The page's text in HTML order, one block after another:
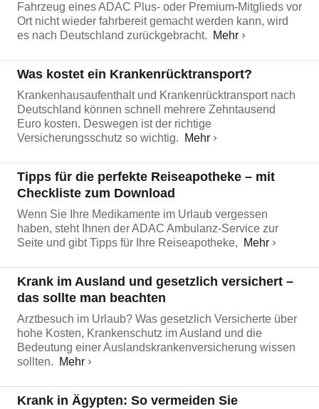
Fahrzeug eines ADAC Plus- oder Premium-Mitglieds vor
Ort nicht wieder fahrbereit gemacht werden kann, wird
es nach Deutschland zurückgebracht.
Mehr
Was kostet ein Krankenrücktransport?
Krankenhausaufenthalt und Krankenrücktransport nach
Deutschland können schnell mehrere Zehntausend
Euro kosten. Deswegen ist der richtige
Versicherungsschutz so wichtig.
Mehr
Tipps für die perfekte Reiseapotheke – mit
Checkliste zum Download
Wenn Sie Ihre Medikamente im Urlaub vergessen
haben, steht Ihnen der ADAC Ambulanz-Service zur
Seite und gibt Tipps für Ihre Reiseapotheke,
Mehr
Krank im Ausland und gesetzlich versichert –
das sollte man beachten
Arztbesuch im Urlaub? Was gesetzlich Versicherte über
hohe Kosten, Krankenschutz im Ausland und die
Bedeutung einer Auslandskrankenversicherung wissen
sollten.
Mehr
Krank in Ägypten: So vermeiden Sie